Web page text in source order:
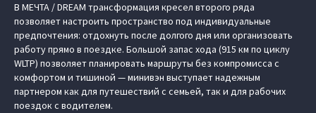
В МЕЧТА / DREAM трансформация кресел второго ряда
позволяет настроить пространство под индивидуальные
предпочтения: отдохнуть после долгого дня или организовать
работу прямо в поездке. Большой запас хода (915 км по циклу
WLTP) позволяет планировать маршруты без компромисса с
комфортом и тишиной — минивэн выступает надежным
партнером как для путешествий с семьей, так и для рабочих
поездок с водителем.